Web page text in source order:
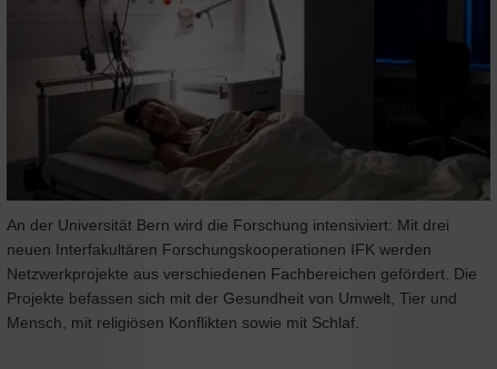
An der Universität Bern wird die Forschung intensiviert: Mit drei
neuen Interfakultären Forschungskooperationen IFK werden
Netzwerkprojekte aus verschiedenen Fachbereichen gefördert. Die
Projekte befassen sich mit der Gesundheit von Umwelt, Tier und
Mensch, mit religiösen Konflikten sowie mit Schlaf.